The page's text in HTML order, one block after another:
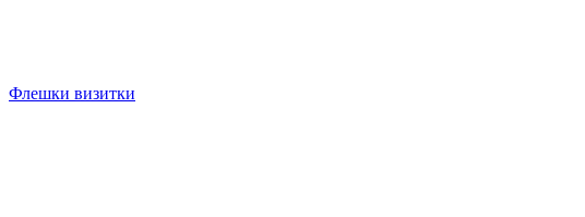
Флешки визитки